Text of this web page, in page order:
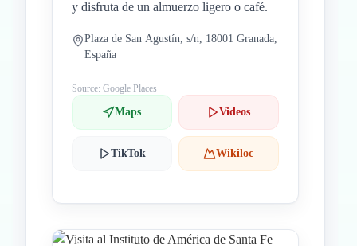
y disfruta de un almuerzo ligero o café.
Plaza de San Agustín, s/n, 18001 Granada,
España
Source: Google Places
Maps Videos
TikTok Wikiloc